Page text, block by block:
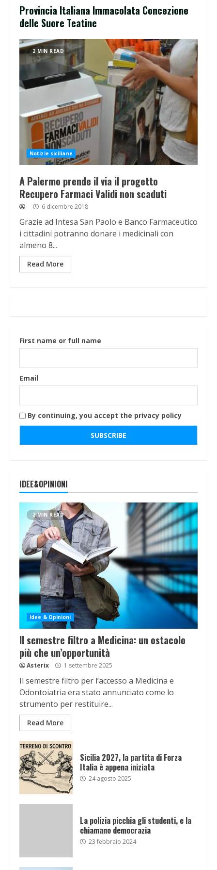
Provincia Italiana Immacolata Concezione
delle Suore Teatine
2 MIN READ
Notizie siciliane
A Palermo prende il via il progetto
Recupero Farmaci Validi non scaduti
6 dicembre 2018
Grazie ad Intesa San Paolo e Banco Farmaceutico
i cittadini potranno donare i medicinali con
almeno 8...
Read More
First name or full name
Email
By continuing, you accept the privacy policy
IDEE&OPINIONI
2 MIN READ
Idee & Opinioni
Il semestre filtro a Medicina: un ostacolo
più che un’opportunità
Asterix 1 settembre 2025
Il semestre filtro per l’accesso a Medicina e
Odontoiatria era stato annunciato come lo
strumento per restituire...
Read More
Sicilia 2027, la partita di Forza
Italia è appena iniziata
24 agosto 2025
La polizia picchia gli studenti, e la
chiamano democrazia
23 febbraio 2024